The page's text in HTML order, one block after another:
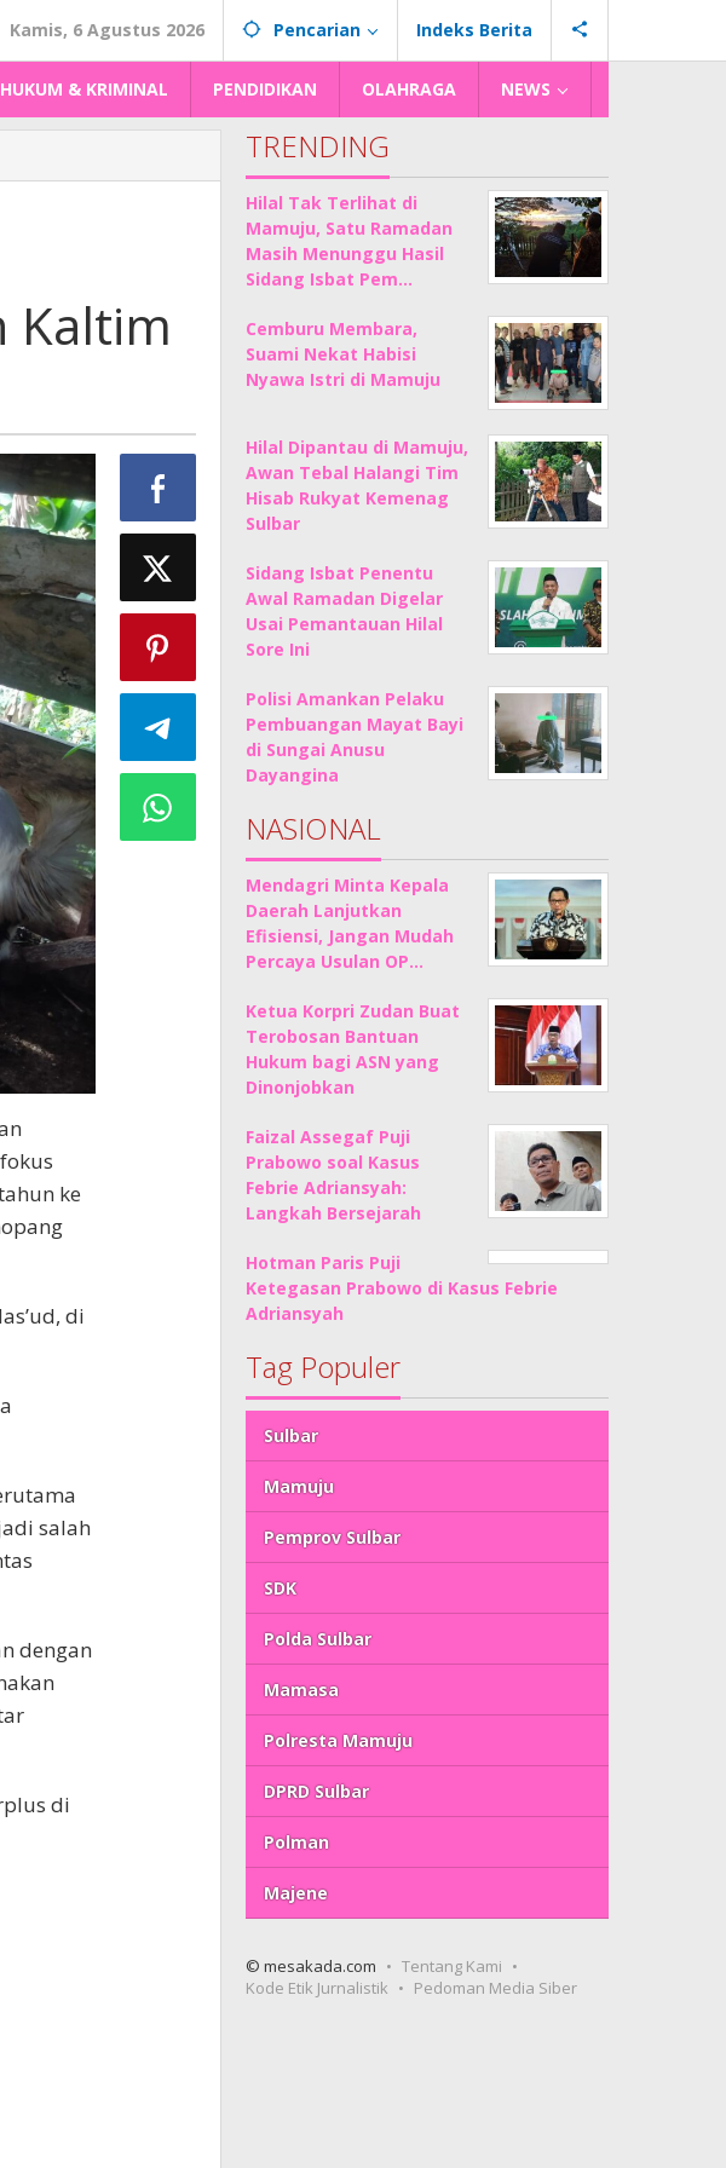
Kamis, 6 Agustus 2026 Pencarian Indeks Berita
HUKUM & KRIMINAL PENDIDIKAN OLAHRAGA NEWS
Kaltim
ke
di
salah
dengan
di
TRENDING
Hilal Tak Terlihat di
Mamuju, Satu Ramadan
Masih Menunggu Hasil
Sidang Isbat Pem…
Cemburu Membara,
Suami Nekat Habisi
Nyawa Istri di Mamuju
Hilal Dipantau di Mamuju,
Awan Tebal Halangi Tim
Hisab Rukyat Kemenag
Sulbar
Sidang Isbat Penentu
Awal Ramadan Digelar
Usai Pemantauan Hilal
Sore Ini
Polisi Amankan Pelaku
Pembuangan Mayat Bayi
di Sungai Anusu
Dayangina
NASIONAL
Mendagri Minta Kepala
Daerah Lanjutkan
Efisiensi, Jangan Mudah
Percaya Usulan OP…
Ketua Korpri Zudan Buat
Terobosan Bantuan
Hukum bagi ASN yang
Dinonjobkan
Faizal Assegaf Puji
Prabowo soal Kasus
Febrie Adriansyah:
Langkah Bersejarah
Hotman Paris Puji
Ketegasan Prabowo di Kasus Febrie
Adriansyah
Tag Populer
Sulbar
Mamuju
Pemprov Sulbar
SDK
Polda Sulbar
Mamasa
Polresta Mamuju
DPRD Sulbar
Polman
Majene
© mesakada.com
Tentang Kami
Kode Etik Jurnalistik
Pedoman Media Siber